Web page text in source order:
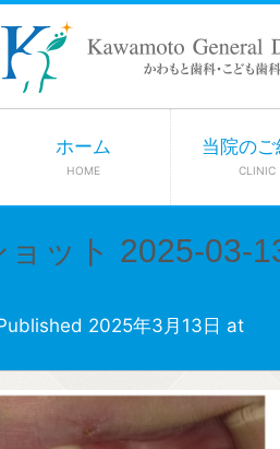
ホーム
HOME
当院のご
CLINIC
ョット 2025-03-
2025年3月13日 at